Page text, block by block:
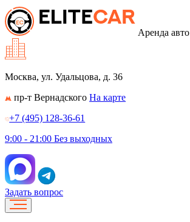
Аренда авто
Москва, ул. Удальцова, д. 36
пр-т ВернадскогоНа карте
+7 (495) 128-36-61
9:00 - 21:00 Без выходных
Задать вопрос